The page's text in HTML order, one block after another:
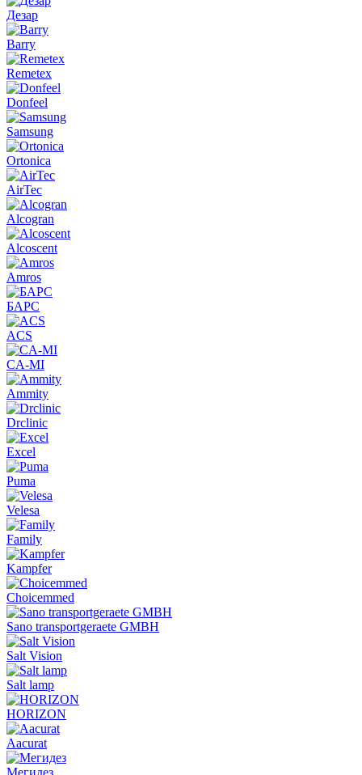
Дезар
Barry
Remetex
Donfeel
Samsung
Ortonica
AirTec
Alcogran
Alcoscent
Amros
БАРС
ACS
CA-MI
Ammity
Drclinic
Excel
Puma
Velesa
Family
Kampfer
Choicemmed
Sano transportgeraete GMBH
Salt Vision
Salt lamp
HORIZON
Aacurat
Мегидез